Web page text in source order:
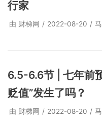
行家
由 财梯网 2022-08-20
6.5-6.6节 | 七年前
贬值”发生了吗？
由 财梯网 2022-08-20